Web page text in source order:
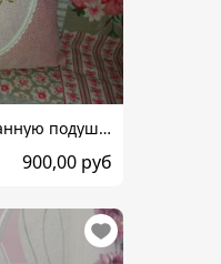
Наволочка на диванную подушку.
900,00 руб